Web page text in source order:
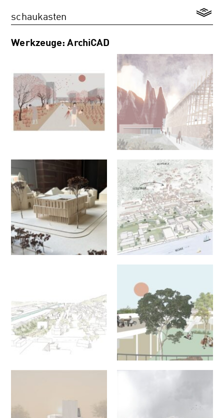
schaukasten
Werkzeuge: ArchiCAD